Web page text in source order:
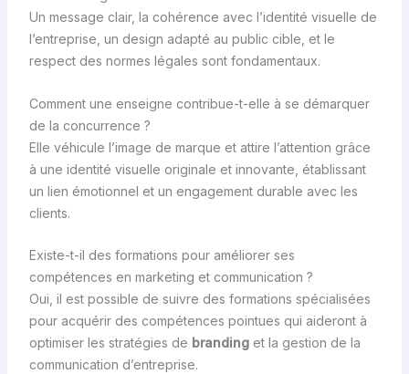
Un message clair, la cohérence avec l’identité visuelle de
l’entreprise, un design adapté au public cible, et le
respect des normes légales sont fondamentaux.
Comment une enseigne contribue-t-elle à se démarquer
de la concurrence ?
Elle véhicule l’image de marque et attire l’attention grâce
à une identité visuelle originale et innovante, établissant
un lien émotionnel et un engagement durable avec les
clients.
Existe-t-il des formations pour améliorer ses
compétences en marketing et communication ?
Oui, il est possible de suivre des formations spécialisées
pour acquérir des compétences pointues qui aideront à
optimiser les stratégies de brandinget la gestion de la
communication d’entreprise.